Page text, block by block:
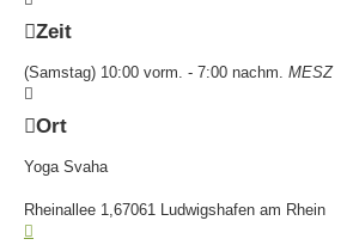
Zeit
(Samstag) 10:00 vorm. - 7:00 nachm. MESZ
Ort
Yoga Svaha
Rheinallee 1,67061 Ludwigshafen am Rhein